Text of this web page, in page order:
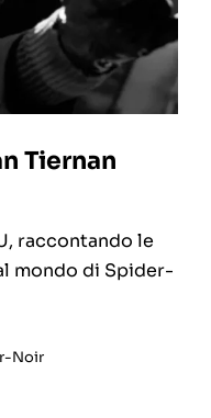
Tiernan
raccontando le
mondo di Spider-
Noir